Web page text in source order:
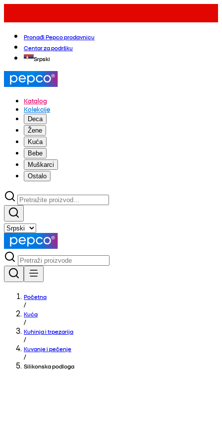
Pronađi Pepco prodavnicu
Centar za podršku
Srpski
Katalog
Kolekcije
Deca
Žene
Kuća
Bebe
Muškarci
Ostalo
Početna
/
Kuća
/
Kuhinja i trpezarija
/
Kuvanje i pečenje
/
Silikonska podloga